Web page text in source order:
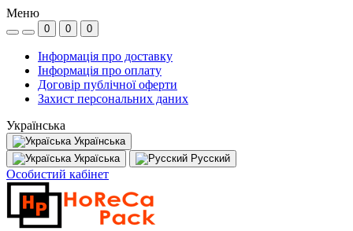
Меню
0 0 0
Інформація про доставку
Інформація про оплату
Договір публічної оферти
Захист персональних даних
Українська
Українська
Україська
Русский
Особистий кабінет